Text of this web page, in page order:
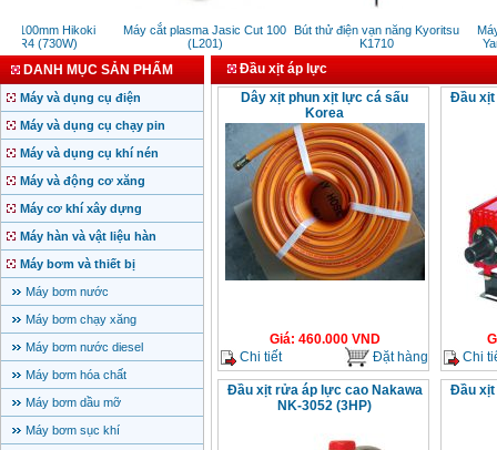
100mm Hikoki
(730W)
Máy cắt plasma Jasic Cut 100
(L201)
Bút thử điện vạn năng Kyoritsu
K1710
DANH MỤC SẢN PHẨM
Máy và dụng cụ điện
Máy và dụng cụ chạy pin
Máy và dụng cụ khí nén
Máy và động cơ xăng
Máy cơ khí xây dựng
Máy hàn và vật liệu hàn
Máy bơm và thiết bị
Máy bơm nước
Máy bơm chạy xăng
Máy bơm nước diesel
Máy bơm hóa chất
Máy bơm dầu mỡ
Máy bơm sục khí
Đầu xịt áp lực
Dây xịt phun xịt lực cá sấu
Korea
Giá: 460.000VND
Chi tiết
Đặt hàng
Đầu xịt
Chi
Đầu xịt rửa áp lực cao Nakawa
NK-3052 (3HP)
Đầu xịt